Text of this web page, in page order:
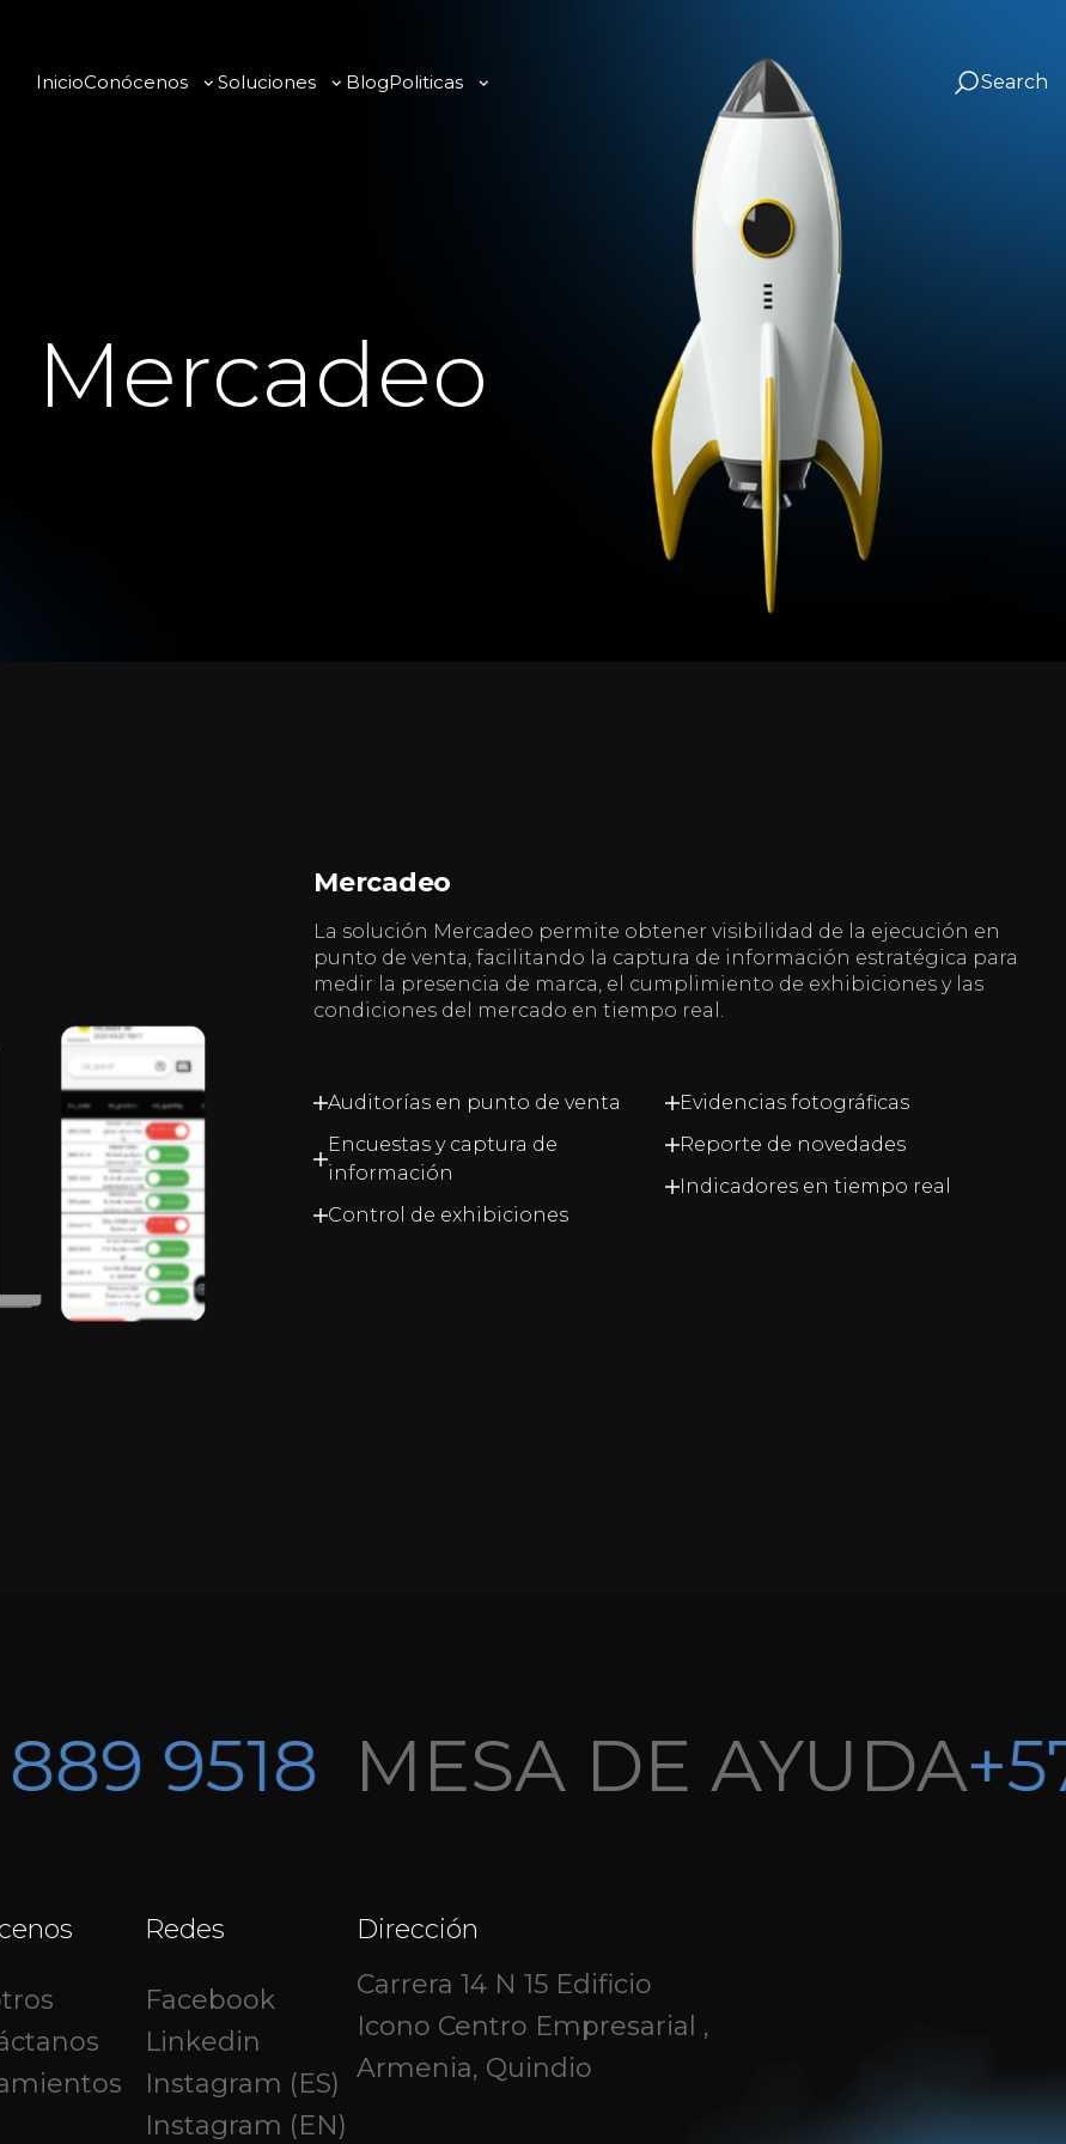
InicioConócenos Soluciones BlogPoliticas Search
Mercadeo
Mercadeo
La solución Mercadeo permite obtener visibilidad de la ejecución en
punto de venta, facilitando la captura de información estratégica para
medir la presencia de marca, el cumplimiento de exhibiciones y las
condiciones del mercado en tiempo real.
Auditorías en punto de venta
Encuestas y captura de
información
Control de exhibiciones
Evidencias fotográficas
Reporte de novedades
Indicadores en tiempo real
9518 MESA DE AYUDA
Redes
Facebook
Linkedin
Instagram (ES)
Instagram (EN)
Dirección
Carrera 14 N 15 Edificio
Icono Centro Empresarial ,
Armenia, Quindio